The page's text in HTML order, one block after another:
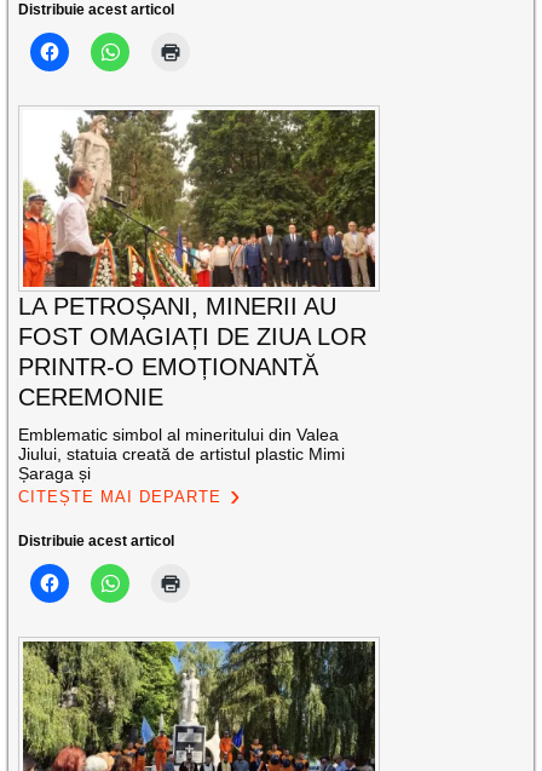
Distribuie acest articol
LA PETROȘANI, MINERII AU
FOST OMAGIAȚI DE ZIUA LOR
PRINTR-O EMOȚIONANTĂ
CEREMONIE
Emblematic simbol al mineritului din Valea
Jiului, statuia creată de artistul plastic Mimi
Șaraga și
CITEȘTE MAI DEPARTE
Distribuie acest articol